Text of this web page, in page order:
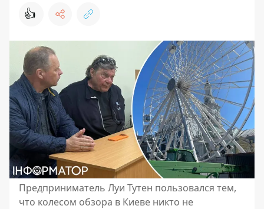
👍
Предприниматель Луи Тутен пользовался тем,
что колесом обзора в Киеве никто не